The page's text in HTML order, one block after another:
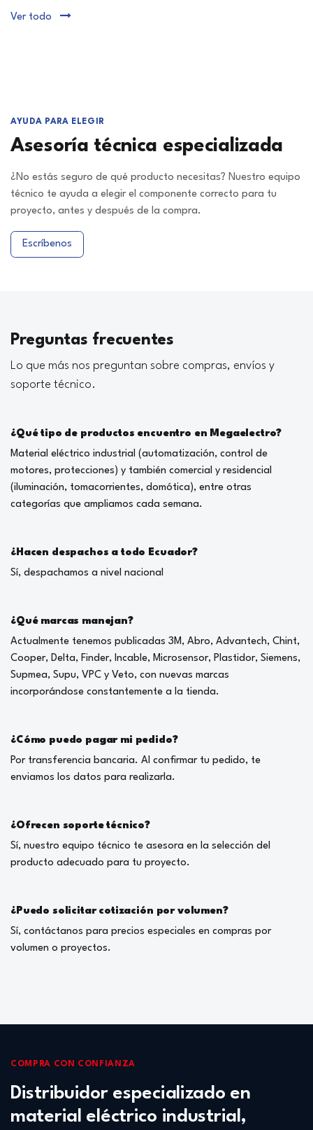
Ver todo
AYUDA PARA ELEGIR
Asesoría técnica especializada
¿No estás seguro de qué producto necesitas? Nuestro equipo
técnico te ayuda a elegir el componente correcto para tu
proyecto, antes y después de la compra.
Escríbenos
Preguntas frecuentes
Lo que más nos preguntan sobre compras, envíos y
soporte técnico.
¿Qué tipo de productos encuentro en Megaelectro?
Material eléctrico industrial (automatización, control de
motores, protecciones) y también comercial y residencial
(iluminación, tomacorrientes, domótica), entre otras
categorías que ampliamos cada semana.
¿Hacen despachos a todo Ecuador?
Sí, despachamos a nivel nacional
¿Qué marcas manejan?
Actualmente tenemos publicadas 3M, Abro, Advantech, Chint,
Cooper, Delta, Finder, Incable, Microsensor, Plastidor, Siemens,
Supmea, Supu, VPC y Veto, con nuevas marcas
incorporándose constantemente a la tienda.
¿Cómo puedo pagar mi pedido?
Por transferencia bancaria. Al confirmar tu pedido, te
enviamos los datos para realizarla.
¿Ofrecen soporte técnico?
Sí, nuestro equipo técnico te asesora en la selección del
producto adecuado para tu proyecto.
¿Puedo solicitar cotización por volumen?
Sí, contáctanos para precios especiales en compras por
volumen o proyectos.
COMPRA CON CONFIANZA
Distribuidor especializado en
material eléctrico industrial,